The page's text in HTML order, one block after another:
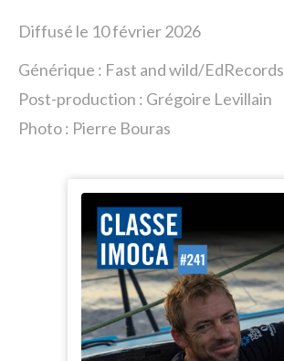
Diffusé le 10 février 2026
Générique : Fast and wild/EdRecords
Post-production : Grégoire Levillain
Photo : Pierre Bouras